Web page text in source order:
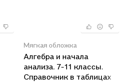
Мягкая обложка
Алгебра и начала
анализа. 7-11 классы.
Справочник в таблицах